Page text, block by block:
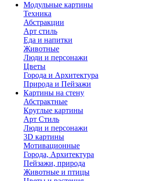
Модульные картины
Техника
Абстракции
Арт стиль
Еда и напитки
Животные
Люди и персонажи
Цветы
Города и Архитектура
Природа и Пейзажи
Картины на стену
Абстрактные
Круглые картины
Арт Стиль
Люди и персонажи
3D картины
Мотивационные
Города, Архитектура
Пейзажи, природа
Животные и птицы